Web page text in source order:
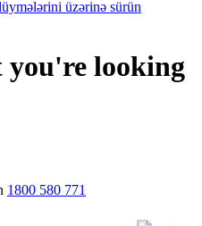
üzərinə sürün
looking
1800 580 771